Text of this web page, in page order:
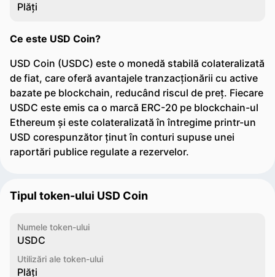
Plăți
Ce este USD Coin?
USD Coin (USDC) este o monedă stabilă colateralizată
de fiat, care oferă avantajele tranzacționării cu active
bazate pe blockchain, reducând riscul de preț. Fiecare
USDC este emis ca o marcă ERC-20 pe blockchain-ul
Ethereum și este colateralizată în întregime printr-un
USD corespunzător ținut în conturi supuse unei
raportări publice regulate a rezervelor.
Tipul token-ului USD Coin
Numele token-ului
USDC
Utilizări ale token-ului
Plăți